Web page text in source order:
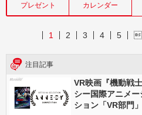
プレゼント カレンダー
1 2 3 4 5
注目記事
VR映画『機動戦
シー国際アニメ
ション「VR部門